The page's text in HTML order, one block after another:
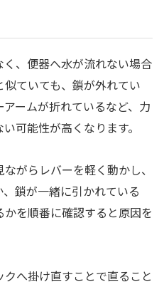
、便器へ水が流れない場合
ていても、鎖が外れてい
ームが折れているなど、力
可能性が高くなります。
がらレバーを軽く動かし、
鎖が一緒に引かれている
を順番に確認すると原因を
へ掛け直すことで直ること